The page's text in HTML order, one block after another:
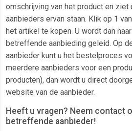
omschrijving van het product en ziet
aanbieders ervan staan. Klik op 1
het artikel te kopen. U wordt dan
betreffende aanbieding geleid. Op
aanbieder kunt u het bestelproces
meerdere aanbieders voor een
producten), dan wordt u direct
website van de aanbieder.
Heeft u vragen? Neem contact
betreffende aanbieder!